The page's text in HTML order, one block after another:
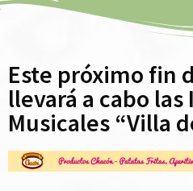
Este próximo fin
llevará a cabo las
Musicales “Villa